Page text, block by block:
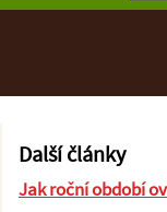
Další články
Jak roční období